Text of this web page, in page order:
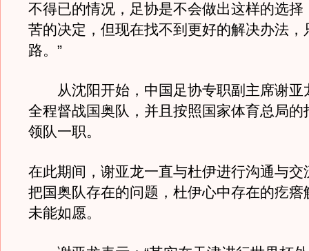
不得已的情况，足协是不会做出这样的选择
苦的决定，但现在找不到更好的解决办法，
路。”
从沈阳开始，中国足协专职副主席谢亚
全程督战国奥队，并且按照国家体育总局的
领队一职。
在此期间，谢亚龙一直与杜伊进行沟通与交
把国奥队存在的问题，杜伊心中存在的疙瘩
未能如愿。